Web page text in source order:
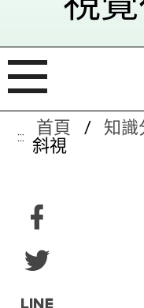
::: 首頁 知識
斜視